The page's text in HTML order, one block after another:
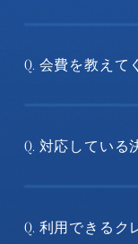
Q. 会費を教えて
Q. 対応している
Q. 利用できるク